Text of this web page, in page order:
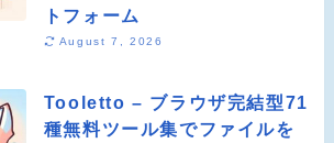
トフォーム
August 7, 2026
Tooletto – ブラウザ完結型71
種無料ツール集でファイルを